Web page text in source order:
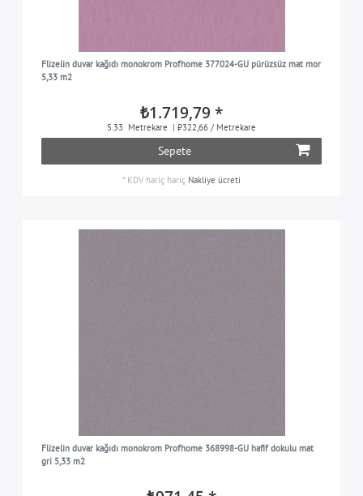
Flizelin duvar kağıdı monokrom Profhome 377024-GU pürüzsüz mat mor
5,33 m2
₺1.719,79 *
5.33 Metrekare | ₺322,66 / Metrekare
Sepete
* KDV hariç hariç Nakliye ücreti
Flizelin duvar kağıdı monokrom Profhome 368998-GU hafif dokulu mat
gri 5,33 m2